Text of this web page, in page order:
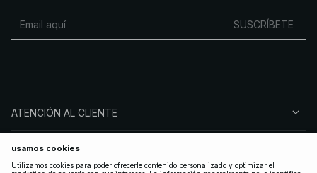
SUSCRÍBETE
ATENCIÓN AL CLIENTE
SOBRE NA-KD